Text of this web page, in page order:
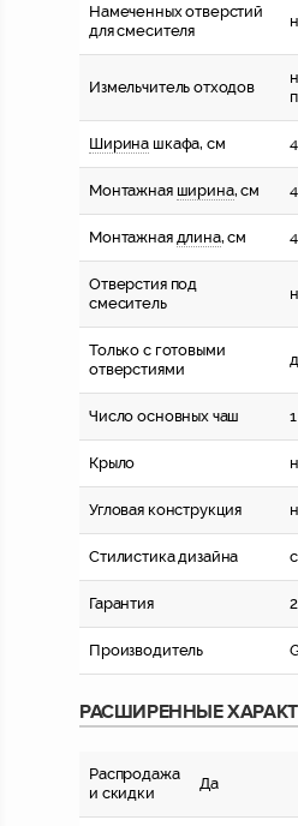
Намеченных отверстий
для смесителя
Измельчитель отходов
Ширина шкафа, см
Монтажная ширина, см
Монтажная длина, см
Отверстия под
смеситель
Только с готовыми
отверстиями
Число основных чаш 1
Крыло
Угловая конструкция
Стилистика дизайна
Гарантия
Производитель
РАСШИРЕННЫЕ
Распродажа
и скидки
Да